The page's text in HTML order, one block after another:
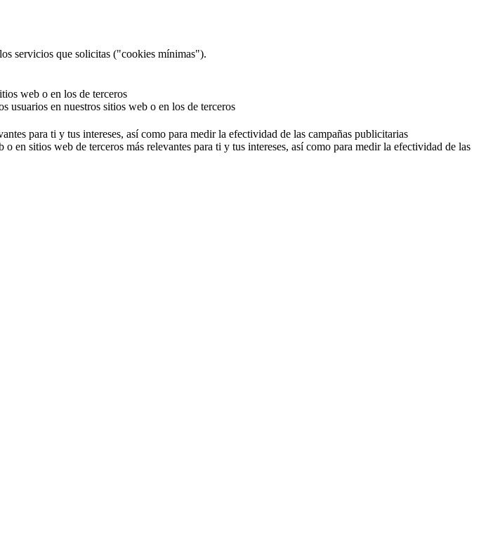
servicios que solicitas ("cookies mínimas").
web o en los de terceros
usuarios en nuestros sitios web o en los de terceros
para ti y tus intereses, así como para medir la efectividad de las campañas publicitarias
en sitios web de terceros más relevantes para ti y tus intereses, así como para medir la efectividad de las